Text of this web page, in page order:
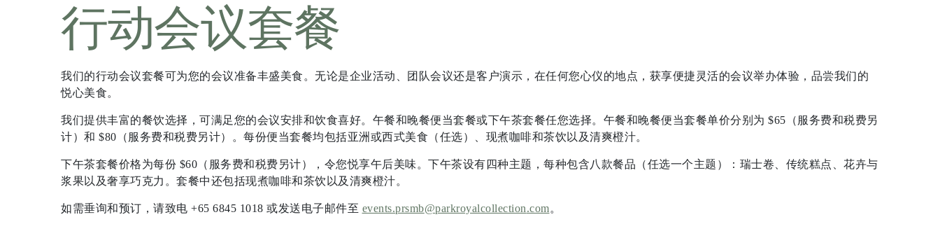
乐雅臻选酒店
回到全球首页
行动会议套餐
我们的行动会议套餐可为您的会议准备丰盛美食。无论是企业活动、团队会议还是客户演示，在任何您心仪的地点，获享便捷灵活的会议举办体验，品尝我们的
悦心美食。
我们提供丰富的餐饮选择，可满足您的会议安排和饮食喜好。午餐和晚餐便当套餐或下午茶套餐任您选择。午餐和晚餐便当套餐单价分别为 $65（服务费和税费另
计）和 $80（服务费和税费另计）。每份便当套餐均包括亚洲或西式美食（任选）、现煮咖啡和茶饮以及清爽橙汁。
下午茶套餐价格为每份 $60（服务费和税费另计），令您悦享午后美味。下午茶设有四种主题，每种包含八款餐品（任选一个主题）：瑞士卷、传统糕点、花卉与
浆果以及奢享巧克力。套餐中还包括现煮咖啡和茶饮以及清爽橙汁。
如需垂询和预订，请致电 +65 6845 1018 或发送电子邮件至 events.prsmb@parkroyalcollection.com。